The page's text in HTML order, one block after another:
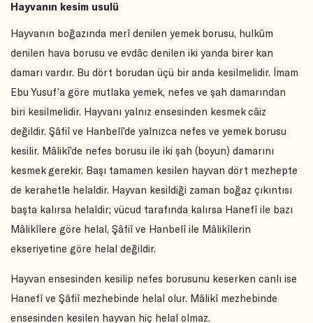
Hayvanın kesim usulü
Hayvanın boğazında merî denilen yemek borusu, hulkûm
denilen hava borusu ve evdâc denilen iki yanda birer kan
damarı vardır. Bu dört borudan üçü bir anda kesilmelidir. İmam
Ebu Yusuf’a göre mutlaka yemek, nefes ve şah damarından
biri kesilmelidir. Hayvanı yalnız ensesinden kesmek câiz
değildir. Şâfiî ve Hanbelî’de yalnızca nefes ve yemek borusu
kesilir. Mâlikî’de nefes borusu ile iki şah (boyun) damarını
kesmek gerekir. Başı tamamen kesilen hayvan dört mezhepte
de kerahetle helaldir. Hayvan kesildiği zaman boğaz çıkıntısı
başta kalırsa helaldir; vücud tarafında kalırsa Hanefî ile bazı
Mâlikîlere göre helal, Şâfiî ve Hanbelî ile Mâlikîlerin
ekseriyetine göre helal değildir.
Hayvan ensesinden kesilip nefes borusunu keserken canlı ise
Hanefî ve Şâfiî mezhebinde helal olur. Mâlikî mezhebinde
ensesinden kesilen hayvan hiç helal olmaz.